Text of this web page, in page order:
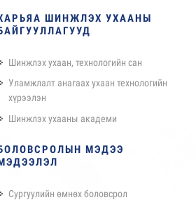
ШИНЖЛЭХ УХААНЫ
Шинжлэх ухаан, технологийн сан
Уламжлалт анагаах ухаан технологийн
хүрээлэн
Шинжлэх ухааны академи
МЭДЭЭ
Сургуулийн өмнөх боловсрол